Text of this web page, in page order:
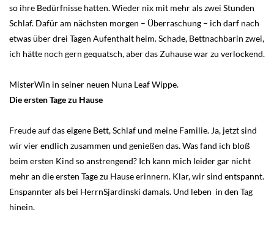
so ihre Bedürfnisse hatten. Wieder nix mit mehr als zwei Stunden
Schlaf. Dafür am nächsten morgen – Überraschung – ich darf nach
etwas über drei Tagen Aufenthalt heim. Schade, Bettnachbarin zwei,
ich hätte noch gern gequatsch, aber das Zuhause war zu verlockend.
MisterWin in seiner neuen Nuna Leaf Wippe.
Die ersten Tage zu Hause
Freude auf das eigene Bett, Schlaf und meine Familie. Ja, jetzt sind
wir vier endlich zusammen und genießen das. Was fand ich bloß
beim ersten Kind so anstrengend? Ich kann mich leider gar nicht
mehr an die ersten Tage zu Hause erinnern. Klar, wir sind entspannt.
Enspannter als bei HerrnSjardinski damals. Und leben in den Tag
hinein.